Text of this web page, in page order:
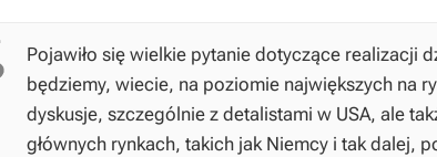
Pojawiło się wielkie pytanie dotyczące realizacji
będziemy, wiecie, na poziomie największych na
dyskusje, szczególnie z detalistami w USA, ale
głównych rynkach, takich jak Niemcy i tak dalej,